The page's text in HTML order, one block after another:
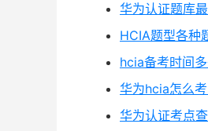
华为认证题库
HCIA题型各种
hcia备考时间多
华为hcia怎么
华为认证考点